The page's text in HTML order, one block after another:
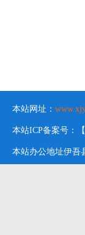
本站网址：
本站ICP备案号：
本站办公地址伊吾